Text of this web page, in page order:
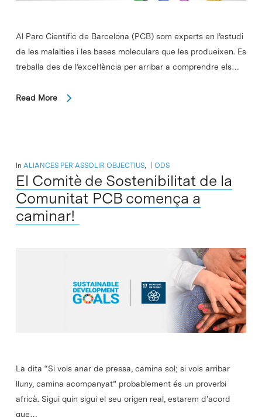
Al Parc Científic de Barcelona (PCB) som experts en l’estudi
de les malalties i les bases moleculars que les produeixen. Es
treballa des de l’excel·lència per arribar a comprendre els…
Read More
In ALIANCES PER ASSOLIR OBJECTIUS, ODS
El Comitè de Sostenibilitat de la
Comunitat PCB comença a
caminar!
La dita “Si vols anar de pressa, camina sol; si vols arribar
lluny, camina acompanyat” probablement és un proverbi
africà. Sigui quin sigui el seu origen real, estarem d’acord
que…